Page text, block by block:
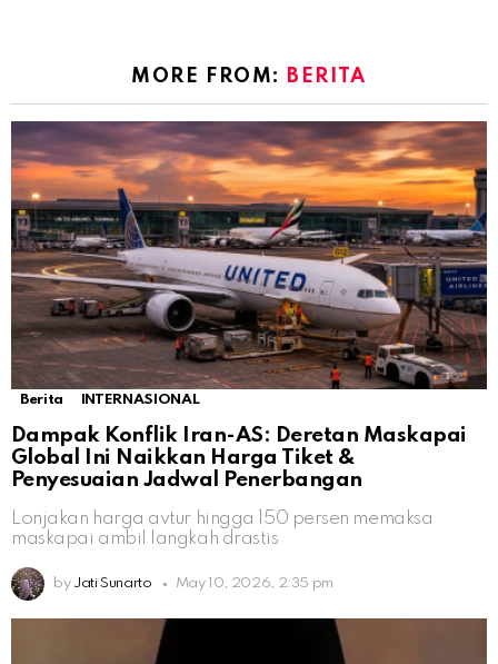
MORE FROM: BERITA
Berita INTERNASIONAL
Dampak Konflik Iran-AS: Deretan Maskapai
Global Ini Naikkan Harga Tiket &
Penyesuaian Jadwal Penerbangan
Lonjakan harga avtur hingga 150 persen memaksa
maskapai ambil langkah drastis
by Jati Sunarto May 10, 2026, 2:35 pm